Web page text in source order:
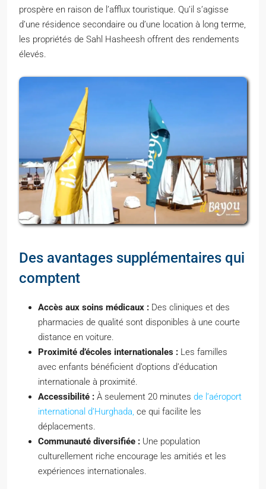
prospère en raison de l’afflux touristique. Qu’il s’agisse
d’une résidence secondaire ou d’une location à long terme,
les propriétés de Sahl Hasheesh offrent des rendements
élevés.
Des avantages supplémentaires qui
comptent
Accès aux soins médicaux : Des cliniques et des
pharmacies de qualité sont disponibles à une courte
distance en voiture.
Proximité d’écoles internationales : Les familles
avec enfants bénéficient d’options d’éducation
internationale à proximité.
Accessibilité : À seulement 20 minutes de l’aéroport
international d’Hurghada, ce qui facilite les
déplacements.
Communauté diversifiée : Une population
culturellement riche encourage les amitiés et les
expériences internationales.